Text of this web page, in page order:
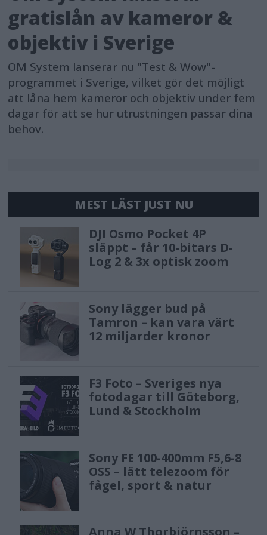
Även i hektiska omgivningar eller vid
förbättrade spårningen en mjuk och
stadig inspelning.
• Andra unika funktioner
Sidohjul för mer exakt kontroll: Justera
fokus. Med ett långt tryck kan du
också styra utfyllnadsljuset och
justera ljusstyrka och färgtemperatur.
• Kompatibel med Apple Watch: Via DJI
Mimo-appen kan Apple Watch
användas som en smart fjärrkontroll
till gimbalens funktioner.
• Upp till 10 timmars batteritid på en
enda laddning.
Pris och tillgänglighet
DJI Osmo Mobile 7 går att köpa i
Norden på DJI:s officiella webbutik och
hos utvalda återförsäljare.
Osmo Mobile 7-serien finns i följande
konfigurationer:
gratislån av kameror &
objektiv i Sverige
OM System lanserar nu "Test & Wow"-
programmet i Sverige, vilket gör det möjligt
att låna hem kameror och objektiv under fem
dagar för att se hur utrustningen passar dina
behov.
MEST LÄST JUST NU
DJI Osmo Pocket 4P
släppt – får 10-bitars D-
Log 2 & 3x optisk zoom
Sony lägger bud på
Tamron – kan vara värt
12 miljarder kronor
F3 Foto – Sveriges nya
fotodagar till Göteborg,
Lund & Stockholm
Sony FE 100-400mm F5,6-8
OSS – lätt telezoom för
fågel, sport & natur